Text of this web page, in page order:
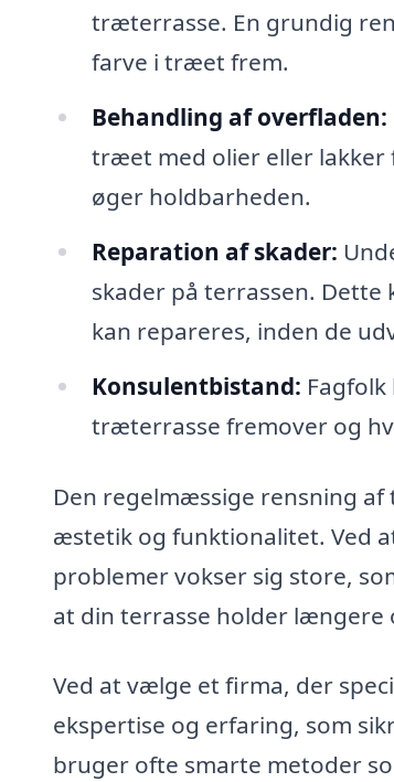
træterrasse. En grundig
farve i træet frem.
Behandling af overfladen:
træet med olier eller lakker
øger holdbarheden.
Reparation af skader:
skader på terrassen.
kan repareres, inden de
Konsulentbistand:
træterrasse fremover og
Den regelmæssige rensning
æstetik og funktionalitet. Ved
problemer vokser sig store,
at din terrasse holder længere
Ved at vælge et firma, der
ekspertise og erfaring, som
bruger ofte smarte metoder